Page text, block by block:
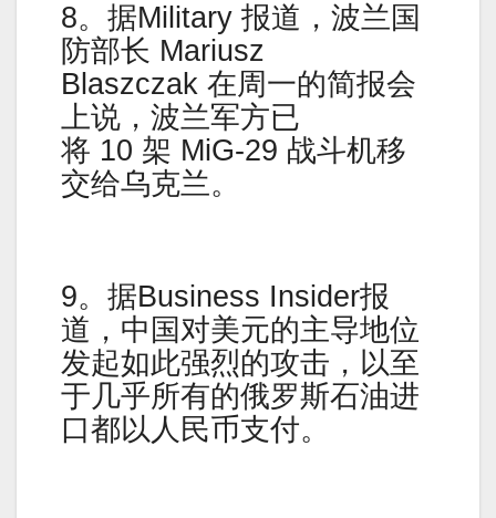
8。据Military 报道，波兰国
防部长 Mariusz
Blaszczak 在周一的简报会
上说，波兰军方已
将 10 架 MiG-29 战斗机移
交给乌克兰。
9。据Business Insider报
道，中国对美元的主导地位
发起如此强烈的攻击，以至
于几乎所有的俄罗斯石油进
口都以人民币支付。